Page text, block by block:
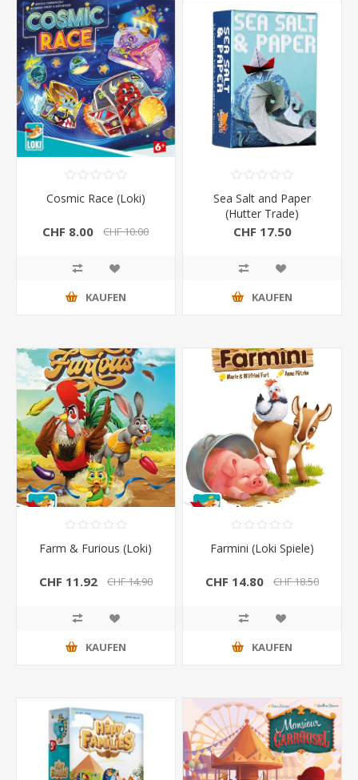
Cosmic Race (Loki)
CHF 8.00 CHF 10.00
KAUFEN
Sea Salt and Paper
(Hutter Trade)
CHF 17.50
KAUFEN
Farm & Furious (Loki)
CHF 11.92 CHF 14.90
KAUFEN
Farmini (Loki Spiele)
CHF 14.80 CHF 18.50
KAUFEN